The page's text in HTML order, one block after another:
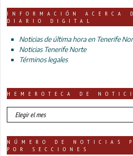
INFORMACIÓN ACERCA
DIARIO DIGITAL
Noticias de última hora en Tenerife
Noticias Tenerife Norte
Términos legales
HEMEROTECA DE
HEMEROTECA
DE
NÚMERO DE NOTICIAS
POR SECCIONES